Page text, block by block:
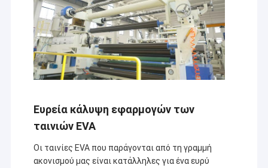
Ευρεία κάλυψη εφαρμογών των
ταινιών EVA
Οι ταινίες EVA που παράγονται από τη γραμμή
ακονισμού μας είναι κατάλληλες για ένα ευρύ